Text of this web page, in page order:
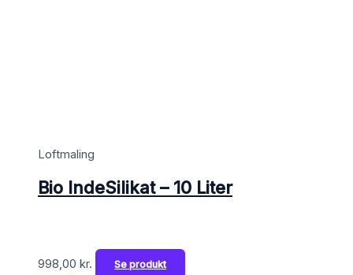
Loftmaling
Bio IndeSilikat – 10 Liter
998,00 kr. Se produkt